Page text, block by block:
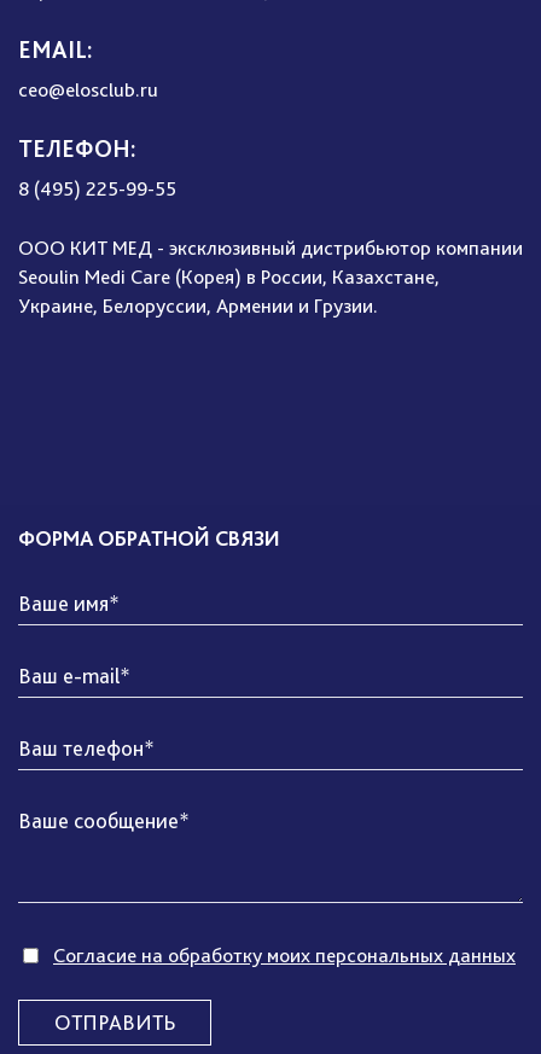
EMAIL:
ceo@elosclub.ru
ТЕЛЕФОН:
8 (495) 225-99-55
ООО КИТ МЕД - эксклюзивный дистрибьютор компании
Seoulin Medi Care (Корея) в России, Казахстане,
Украине, Белоруссии, Армении и Грузии.
ФОРМА ОБРАТНОЙ СВЯЗИ
Согласие на обработку моих персональных данных